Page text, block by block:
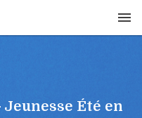
Jeunesse Été en